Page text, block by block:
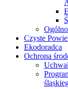
Czyste
Ekodoradca
Ochrona